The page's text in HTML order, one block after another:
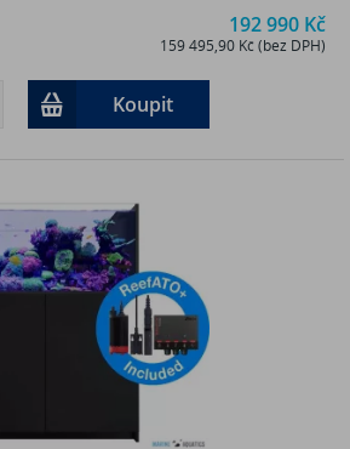
192 990 Kč
159 495,90 Kč (bez DPH)
Koupit